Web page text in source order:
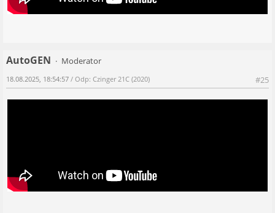
AutoGEN
Moderator
#25
18.08.2025, 18:54:57 / Odp: Czinger 21C (2020)